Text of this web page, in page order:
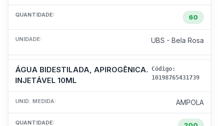
QUANTIDADE: 60
UNIDADE: UBS - Bela Rosa
ÁGUA BIDESTILADA, APIROGÊNICA.
INJETÁVEL 10ML
Código:
10198765431739
UNID. MEDIDA: AMPOLA
QUANTIDADE: